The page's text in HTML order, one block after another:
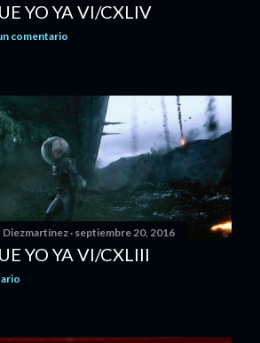
YO YA VI/CXLIV
comentario
Diezmartínez septiembre 20, 2016
YO YA VI/CXLIII